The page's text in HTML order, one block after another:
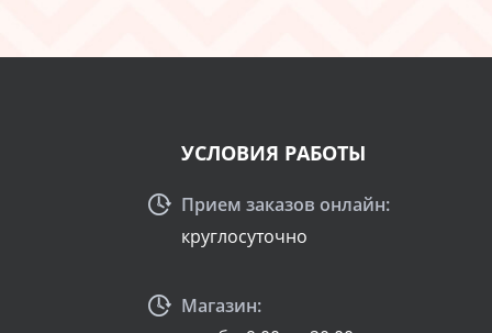
УСЛОВИЯ РАБОТЫ
Прием заказов онлайн:
круглосуточно
Магазин: